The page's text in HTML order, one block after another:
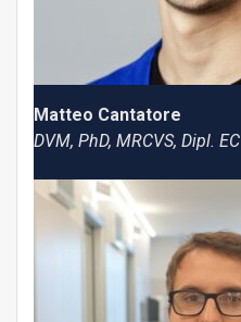
Matteo Cantatore
DVM, PhD, MRCVS, Dipl.